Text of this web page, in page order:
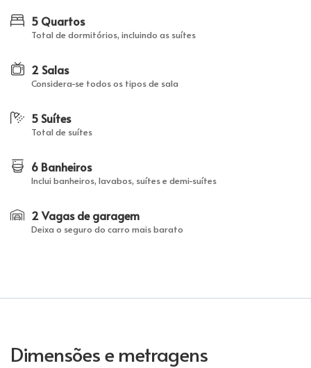
5 Quartos
Total de dormitórios, incluindo as suítes
2 Salas
Considera-se todos os tipos de sala
5 Suítes
Total de suítes
6 Banheiros
Inclui banheiros, lavabos, suítes e demi-suítes
2 Vagas de garagem
Deixa o seguro do carro mais barato
Dimensões e metragens